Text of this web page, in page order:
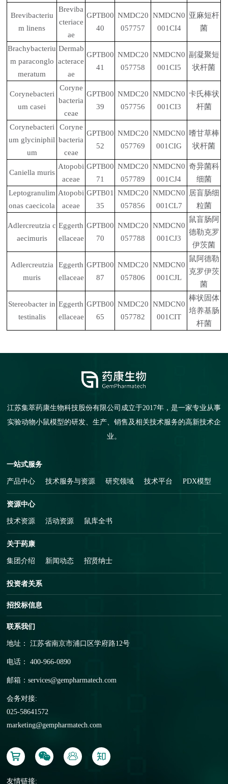
Brevibacteriu
m linens
Breviba
cteriace
ae
GPTB00
40
NMDC20
057757
NMDCN0
001CI4
亚麻短杆
菌
Brachybacteriu
m paraconglo
meratum
Dermab
acterace
ae
GPTB00
41
NMDC20
057758
NMDCN0
001CI5
副凝聚短
状杆菌
Corynebacteri
um casei
Coryne
bacteria
ceae
GPTB00
39
NMDC20
057756
NMDCN0
001CI3
卡氏棒状
杆菌
Corynebacteri
um glyciniphil
um
Coryne
bacteria
ceae
GPTB00
52
NMDC20
057769
NMDCN0
001CIG
嗜甘草棒
状杆菌
Caniella muris
Atopobi
aceae
GPTB00
71
NMDC20
057789
NMDCN0
001CJ4
奇异菌科
细菌
Leptogranulim
onas caecicola
Atopobi
aceae
GPTB01
35
NMDC20
057856
NMDCN0
001CL7
居盲肠细
粒菌
Adlercreutzia c
aecimuris
Eggerth
ellaceae
GPTB00
70
NMDC20
057788
NMDCN0
001CJ3
鼠盲肠阿
德勒克罗
伊茨菌
Adlercreutzia
muris
Eggerth
ellaceae
GPTB00
87
NMDC20
057806
NMDCN0
001CJL
鼠阿德勒
克罗伊茨
菌
Stereobacter in
testinalis
Eggerth
ellaceae
GPTB00
65
NMDC20
057782
NMDCN0
001CIT
棒状固体
培养基肠
杆菌
江苏集萃药康生物科技股份有限公司成立于2017年，是一家专业从事
实验动物小鼠模型的研发、生产、销售及相关技术服务的高新技术企
业。
一站式服务
产品中心 技术服务与资源 研究领域 技术平台 PDX模型
资源中心
技术资源 活动资源 鼠库全书
关于药康
集团介绍 新闻动态 招贤纳士
投资者关系
招投标信息
联系我们
地址： 江苏省南京市浦口区学府路12号
电话： 400-966-0890
邮箱：services@gempharmatech.com
会务对接:
025-58641572
marketing@gempharmatech.com
友情链接: